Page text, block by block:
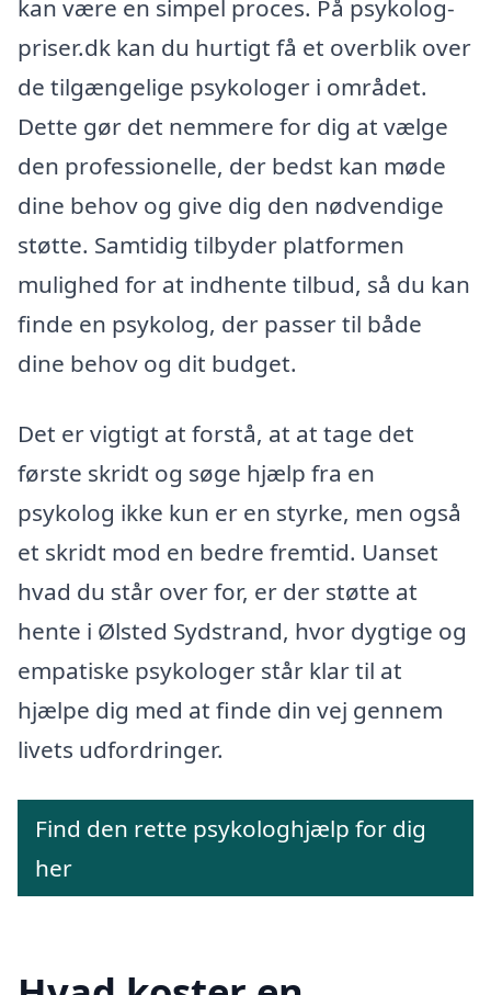
kan være en simpel proces. På psykolog-
priser.dk kan du hurtigt få et overblik over
de tilgængelige psykologer i området.
Dette gør det nemmere for dig at vælge
den professionelle, der bedst kan møde
dine behov og give dig den nødvendige
støtte. Samtidig tilbyder platformen
mulighed for at indhente tilbud, så du kan
finde en psykolog, der passer til både
dine behov og dit budget.
Det er vigtigt at forstå, at at tage det
første skridt og søge hjælp fra en
psykolog ikke kun er en styrke, men også
et skridt mod en bedre fremtid. Uanset
hvad du står over for, er der støtte at
hente i Ølsted Sydstrand, hvor dygtige og
empatiske psykologer står klar til at
hjælpe dig med at finde din vej gennem
livets udfordringer.
Find den rette psykologhjælp for dig
her